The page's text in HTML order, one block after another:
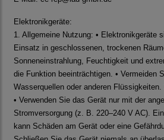
Elektronikgeräte:
1. Allgemeine Nutzung: • Elektronikgeräte
Einsatz in geschlossenen, trockenen
Sonneneinstrahlung, Feuchtigkeit und
die Funktion beeinträchtigen. • Vermeiden
Wasserquellen oder anderen
• Verwenden Sie das Gerät nur mit der
Stromversorgung (z. B. 220–240 V AC).
kann Schäden am Gerät oder eine